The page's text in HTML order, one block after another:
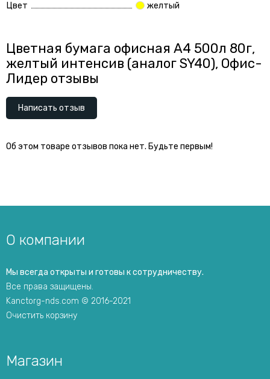
Цвет
желтый
Цветная бумага офисная А4 500л 80г,
желтый интенсив (аналог SY40), Офис-
Лидер отзывы
Написать отзыв
Об этом товаре отзывов пока нет. Будьте первым!
О компании
Мы всегда открыты и готовы к сотрудничеству.
Все права защищены.
Kanctorg-nds.com © 2016-2021
Очистить корзину
Магазин